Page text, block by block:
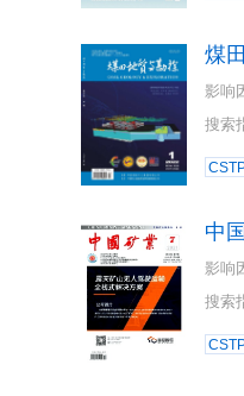
煤
影响
搜索
中
影响
搜索